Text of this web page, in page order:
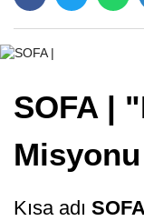
SOFA |
Kısa adı